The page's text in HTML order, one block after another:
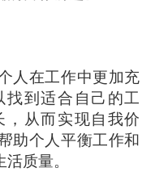
人在工作中更加充
到适合自己的工
从而实现自我价
助个人平衡工作和
质量。